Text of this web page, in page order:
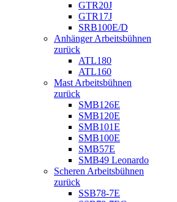
GTR20J
GTR17J
SRB100E/D
Anhänger Arbeitsbühnen
zurück
ATL180
ATL160
Mast Arbeitsbühnen
zurück
SMB126E
SMB120E
SMB101E
SMB100E
SMB57E
SMB49 Leonardo
Scheren Arbeitsbühnen
zurück
SSB78-7E